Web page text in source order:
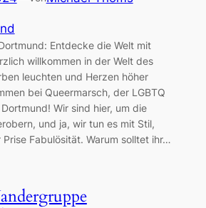
Entdecke die Welt mit
willkommen in der Welt des
leuchten und Herzen höher
bei Queermarsch, der LGBTQ
Wir sind hier, um die
und ja, wir tun es mit Stil,
Prise Fabulösität. Warum solltet ihr…